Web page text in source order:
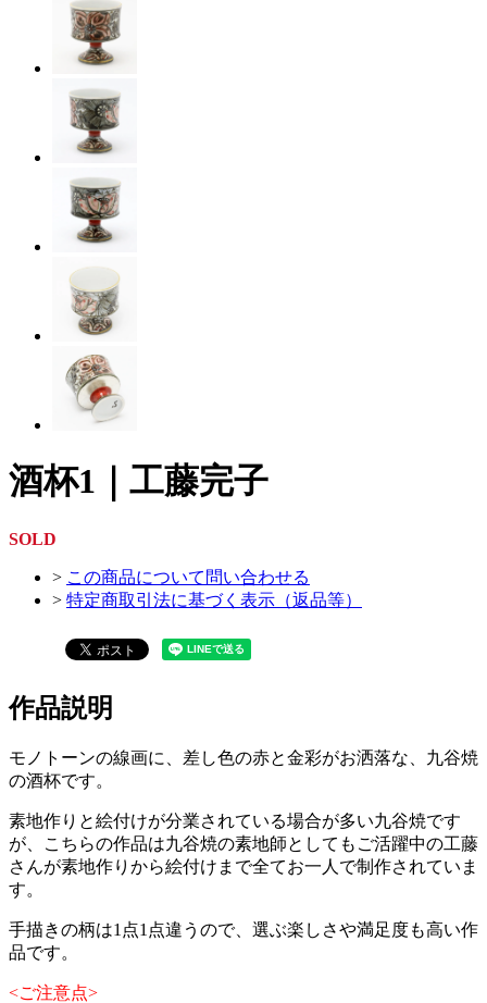
酒杯1｜工藤完子
SOLD
> この商品について問い合わせる
> 特定商取引法に基づく表示（返品等）
作品説明
モノトーンの線画に、差し色の赤と金彩がお洒落な、九谷焼
の酒杯です。
素地作りと絵付けが分業されている場合が多い九谷焼です
が、こちらの作品は九谷焼の素地師としてもご活躍中の工藤
さんが素地作りから絵付けまで全てお一人で制作されていま
す。
手描きの柄は1点1点違うので、選ぶ楽しさや満足度も高い作
品です。
<ご注意点>